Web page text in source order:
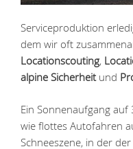
Serviceproduktion
dem wir oft
Locationscouting,
alpine Sicherheitund
Ein Sonnenaufgang
wie flottes Autofahren
Schneeszene, in der